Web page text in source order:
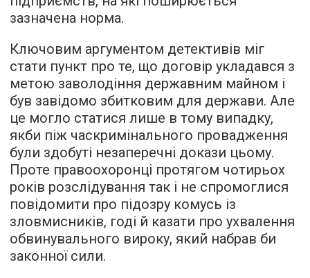
зазначена норма.
Ключовим аргументом детективів міг
стати пункт про те, що договір укладався з
метою заволодіння державним майном і
був завідомо збитковим для держави. Але
це могло статися лише в тому випадку,
якби піж часкримінального провадження
були здобуті незаперечні докази цьому.
Проте правоохоронці протягом чотирьох
років розслідування так і не спромоглися
повідомити про підозру комусь із
зловмисників, годі й казати про ухвалення
обвинувального вироку, який набрав би
законної сили.